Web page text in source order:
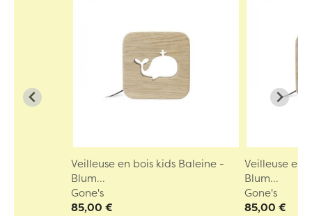
Veilleuse en bois kids Baleine -
Blum...
Gone's
85,00 €
Veilleuse en
Blum...
Gone's
85,00 €